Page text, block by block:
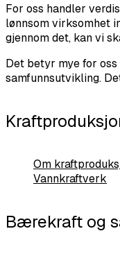
For oss handler
lønnsom virksomhet
gjennom det, kan vi
Det betyr mye for
samfunnsutvikling.
Om
Vannkraftverk
Bærekraft og